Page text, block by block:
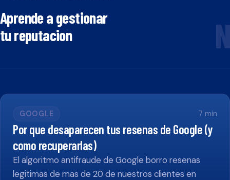
Aprende a gestionar
tu reputacion
N
GOOGLE 7 min
Por que desaparecen tus resenas de Google (y
como recuperarlas)
El algoritmo antifraude de Google borro resenas
legitimas de mas de 20 de nuestros clientes en